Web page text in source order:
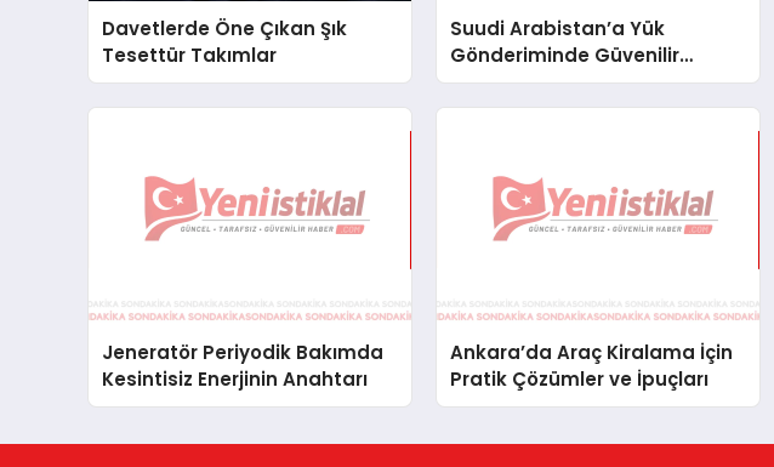
Davetlerde Öne Çıkan Şık
Tesettür Takımlar
Suudi Arabistan’a Yük
Gönderiminde Güvenilir
Lojistik ve Nakliye Çözümleri
Jeneratör Periyodik Bakımda
Kesintisiz Enerjinin Anahtarı
Ankara’da Araç Kiralama İçin
Pratik Çözümler ve İpuçları